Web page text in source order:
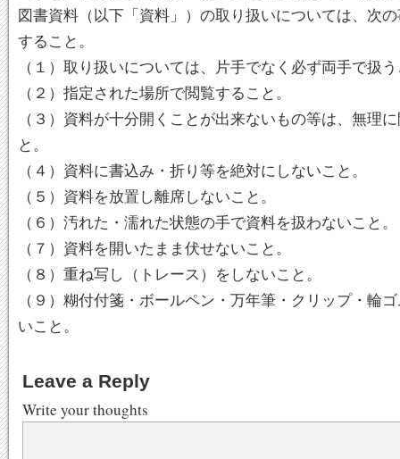
図書資料（以下「資料」）の取り扱いについては、次
すること。
（１）取り扱いについては、片手でなく必ず両手で扱
（２）指定された場所で閲覧すること。
（３）資料が十分開くことが出来ないもの等は、無理
と。
（４）資料に書込み・折り等を絶対にしないこと。
（５）資料を放置し離席しないこと。
（６）汚れた・濡れた状態の手で資料を扱わないこと。
（７）資料を開いたまま伏せないこと。
（８）重ね写し（トレース）をしないこと。
（９）糊付付箋・ボールペン・万年筆・クリップ・輪
いこと。
Leave a Reply
Write your thoughts